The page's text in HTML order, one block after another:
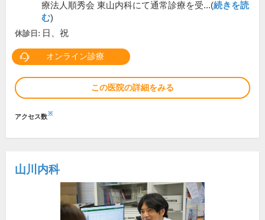
療法人順秀会 東山内科にて通常診療を受...(続きを読
む)
休診日: 日、祝
オンライン診療
この医院の詳細をみる
アクセス数※
山川内科